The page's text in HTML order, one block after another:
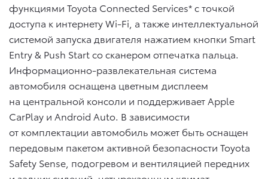
функциями Toyota Connected Services* с точкой
доступа к интернету Wi-Fi, а также интеллектуальной
системой запуска двигателя нажатием кнопки Smart
Entry & Push Start со сканером отпечатка пальца.
Информационно-развлекательная система
автомобиля оснащена цветным дисплеем
на центральной консоли и поддерживает Apple
CarPlay и Android Auto. В зависимости
от комплектации автомобиль может быть оснащен
передовым пакетом активной безопасности Toyota
Safety Sense, подогревом и вентиляцией передних